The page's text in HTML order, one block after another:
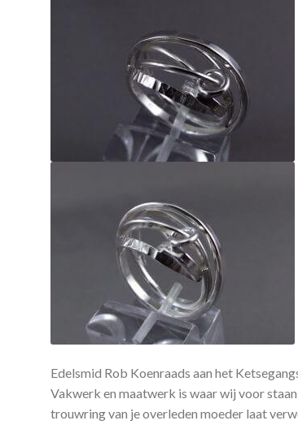
Edelsmid Rob Koenraads aan het
Vakwerk en maatwerk is waar wij voor
trouwring van je overleden moeder laat